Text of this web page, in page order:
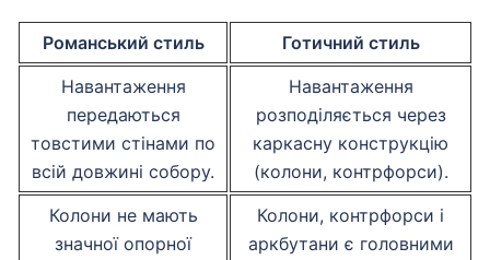
Романський стиль
Готичний стиль
Навантаження
передаються
товстими стінами по
всій довжині собору.
Навантаження
розподіляється через
каркасну конструкцію
(колони, контрфорси).
Колони не мають
значної опорної
Колони, контрфорси і
аркбутани є головними